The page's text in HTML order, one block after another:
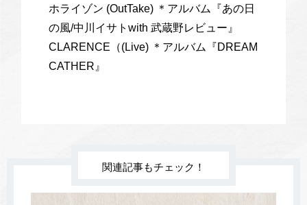
ホライゾン (OutTake) ＊アルバム『あの日
の風/中川イサトwith 武蔵野レビュー』
CLARENCE（(Live) ＊アルバム『DREAM
CATHER』
関連記事もチェック！